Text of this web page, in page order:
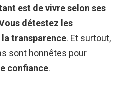
est de vivre selon ses
détestez les
transparence. Et surtout,
sont honnêtes pour
confiance.